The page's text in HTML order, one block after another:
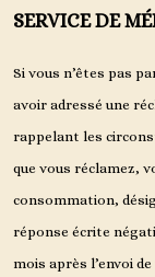
SERVICE DE
Si vous n’êtes pas
avoir adressé une
rappelant les
que vous réclamez,
consommation,
réponse écrite
mois après l’envoi